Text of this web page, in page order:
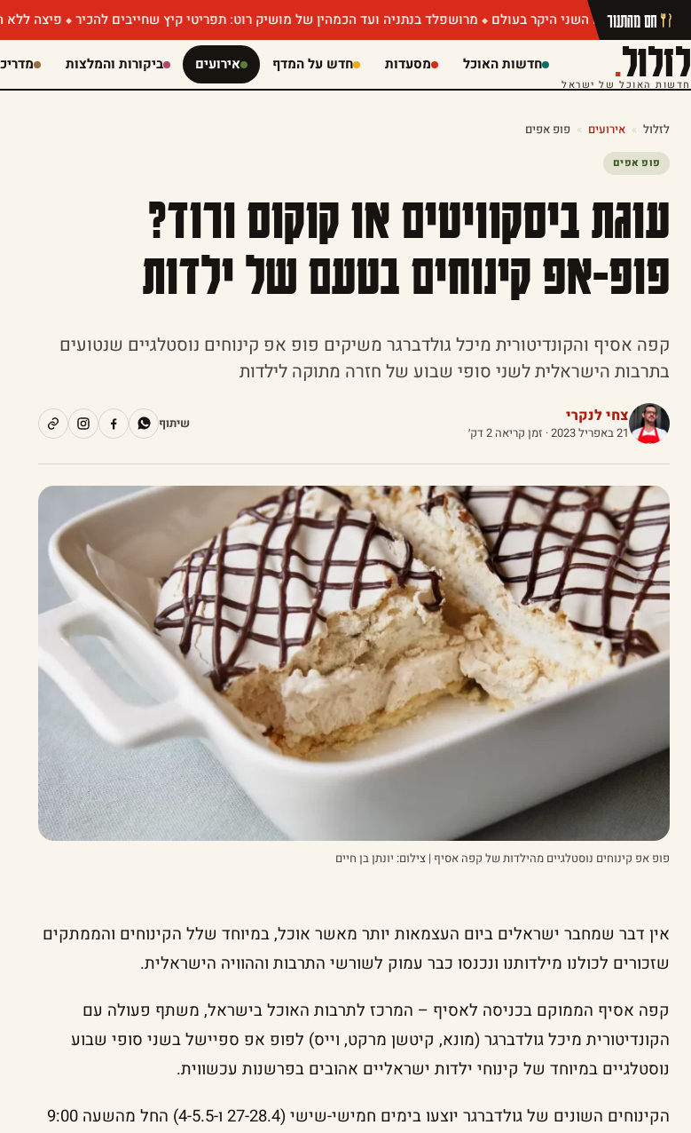
מרושפלד בנתניה ועד הכמהין של מושיק רוט: תפריטי קיץ שחייבים להכיר פיצה ללא הגבלה או חם מהתנור
לזלול.
חדשות האוכל של ישראל
חדשות האוכל מסעדות חדש על המדף אירועים ביקורות והמלצות
לזלול » אירועים » פופ אפים
פופ אפים
עוגת ביסקוויטים או קוקוס ורוד?
פופ-אפ קינוחים בטעם של ילדות
קפה אסיף והקונדיטורית מיכל גולדברגר משיקים פופ אפ קינוחים נוסטלגיים שנטועים
בתרבות הישראלית לשני סופי שבוע של חזרה מתוקה לילדות
צחי לנקרי
21 באפריל 2023 · זמן קריאה 2 דק׳
שיתוף
פופ אפ קינוחים נוסטלגיים מהילדות של קפה אסיף | צילום: יונתן בן חיים
אין דבר שמחבר ישראלים ביום העצמאות יותר מאשר אוכל, במיוחד שלל הקינוחים והממתקים
שזכורים לכולנו מילדותנו ונכנסו כבר עמוק לשורשי התרבות וההוויה הישראלית.
קפה אסיף הממוקם בכניסה לאסיף – המרכז לתרבות האוכל בישראל, משתף פעולה עם
הקונדיטורית מיכל גולדברגר (מונא, קיטשן מרקט, וייס) לפופ אפ ספיישל בשני סופי שבוע
נוסטלגיים במיוחד של קינוחי ילדות ישראליים אהובים בפרשנות עכשווית.
הקינוחים השונים של גולדברגר יוצעו בימים חמישי-שישי (27-28.4 ו-4-5.5) החל מהשעה 9:00